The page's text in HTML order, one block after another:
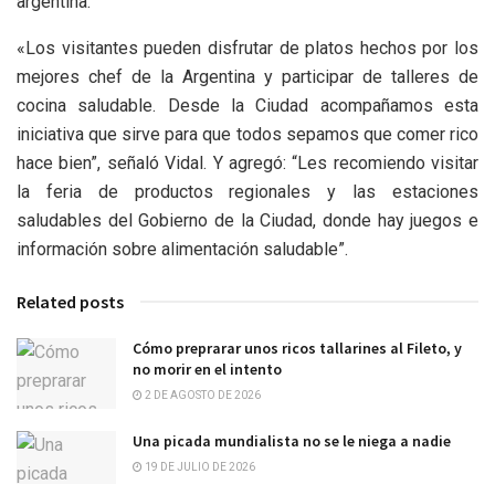
«Los visitantes pueden disfrutar de platos hechos por los
mejores chef de la Argentina y participar de talleres de
cocina saludable. Desde la Ciudad acompañamos esta
iniciativa que sirve para que todos sepamos que comer rico
hace bien”, señaló Vidal. Y agregó: “Les recomiendo visitar
la feria de productos regionales y las estaciones
saludables del Gobierno de la Ciudad, donde hay juegos e
información sobre alimentación saludable”.
Related posts
Cómo preprarar unos ricos tallarines al Fileto, y
no morir en el intento
2 DE AGOSTO DE 2026
Una picada mundialista no se le niega a nadie
19 DE JULIO DE 2026